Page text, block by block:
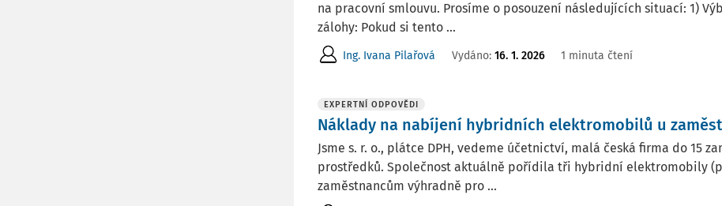
na pracovní smlouvu. Prosíme o posouzení následujících situací: 1)
zálohy: Pokud si tento ...
Ing. Ivana Pilařová Vydáno: 16. 1. 2026 1 minuta čtení
EXPERTNÍ ODPOVĚDI
Náklady na nabíjení hybridních elektromobilů u
Jsme s. r. o., plátce DPH, vedeme účetnictví, malá česká firma do 15
prostředků. Společnost aktuálně pořídila tři hybridní elektromobily
zaměstnancům výhradně pro ...